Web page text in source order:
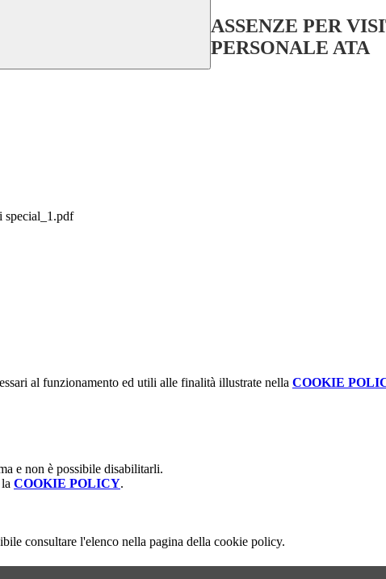
ASSENZE PER
PERSONALE ATA
special_1.pdf
al funzionamento ed utili alle finalità illustrate nella COOKIE
e non è possibile disabilitarli.
COOKIE POLICY.
consultare l'elenco nella pagina della cookie policy.